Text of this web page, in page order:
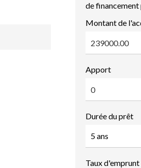
de financement
Montant de
Apport
Durée du prêt
Taux d'emprunt